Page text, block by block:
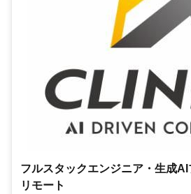
フルスタックエンジニア・生成
リモート